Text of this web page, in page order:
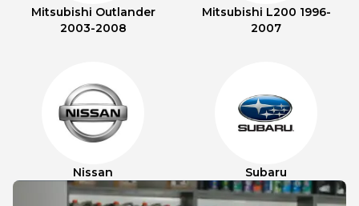
Mitsubishi Outlander
2003-2008
Mitsubishi L200 1996-
2007
Nissan Subaru